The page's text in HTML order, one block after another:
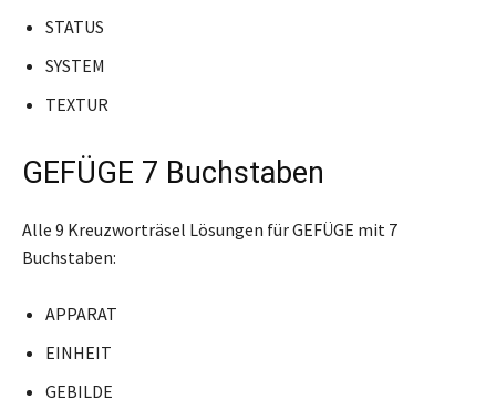
STATUS
SYSTEM
TEXTUR
GEFÜGE 7 Buchstaben
Alle 9 Kreuzworträsel Lösungen für GEFÜGE mit 7
Buchstaben:
APPARAT
EINHEIT
GEBILDE